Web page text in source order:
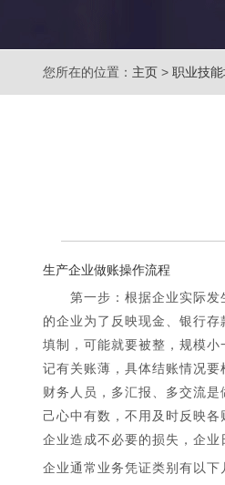
您所在的位置： 主页 > 职业技能
生产企业做账操作流程
第一步：根据企业实际发
的企业为了反映现金、银行
填制，可能就要被整，规模
记有关账薄，具体结账情况
财务人员，多汇报、多交流
己心中有数，不用及时反映
企业造成不必要的损失，企
企业通常业务凭证类别有以下